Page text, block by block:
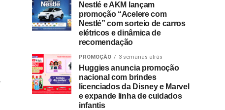
Nestlé e AKM lançam
promoção “Acelere com
Nestlé” com sorteio de carros
elétricos e dinâmica de
recomendação
PROMOÇÃO 3 semanas atrás
Huggies anuncia promoção
nacional com brindes
licenciados da Disney e Marvel
e expande linha de cuidados
infantis